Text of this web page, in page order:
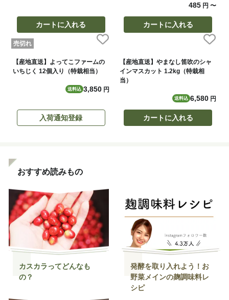
カートに入れる
485 円〜
カートに入れる
売切れ
【産地直送】よってこファームの
いちじく 12個入り（特栽相当）
送料込 3,850円
入荷通知登録
【産地直送】やまなし笛吹のシャ
インマスカット 1.2kg（特栽相
当）
送料込 6,580 円
カートに入れる
おすすめ読みもの
カスカラってどんなも
の？
発酵を取り入れよう！お
野菜メインの麹調味料レ
シピ